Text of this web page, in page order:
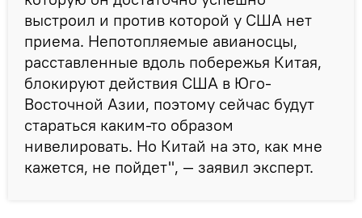
выстроил и против которой у США нет
приема. Непотопляемые авианосцы,
расставленные вдоль побережья Китая,
блокируют действия США в Юго-
Восточной Азии, поэтому сейчас будут
стараться каким-то образом
нивелировать. Но Китай на это, как мне
кажется, не пойдет", — заявил эксперт.